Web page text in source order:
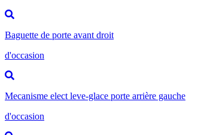
Baguette de porte avant droit
d'occasion
Mecanisme elect leve-glace porte arrière gauche
d'occasion